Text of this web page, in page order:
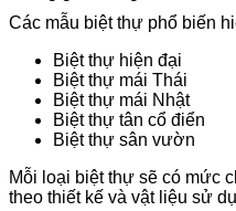
Các mẫu biệt thự phổ biến
Biệt thự hiện đại
Biệt thự mái Thái
Biệt thự mái Nhật
Biệt thự tân cổ điển
Biệt thự sân vườn
Mỗi loại biệt thự sẽ có mức
theo thiết kế và vật liệu sử